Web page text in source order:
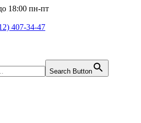
18:00 пн-пт
407-34-47
Search Button